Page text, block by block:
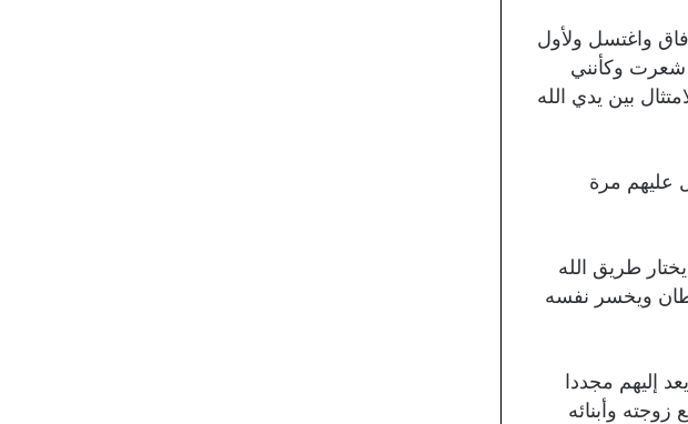
واغتسل ولأول
شعرت وكأنني
بين يدي الله
عليهم مرة
طريق الله
ويخسر نفسه
إليهم مجددا
وأبنائه